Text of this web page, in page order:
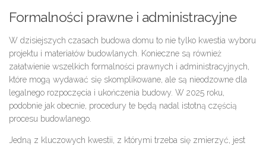
Formalności prawne i administracyjne
W dzisiejszych czasach budowa domu to nie tylko kwestia wyboru
projektu i materiałów budowlanych. Konieczne są również
załatwienie wszelkich formalności prawnych i administracyjnych,
które mogą wydawać się skomplikowane, ale są nieodzowne dla
legalnego rozpoczęcia i ukończenia budowy. W 2025 roku,
podobnie jak obecnie, procedury te będą nadal istotną częścią
procesu budowlanego.
Jedną z kluczowych kwestii, z którymi trzeba się zmierzyć, jest